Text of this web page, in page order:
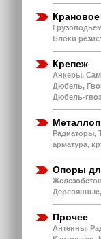
Блоки
Крепеж
Анкеры,
Дюбель,
Дюбель-
Радиаторы,
арматура,
Опоры
Деревянные,
Прочее
Антенны,